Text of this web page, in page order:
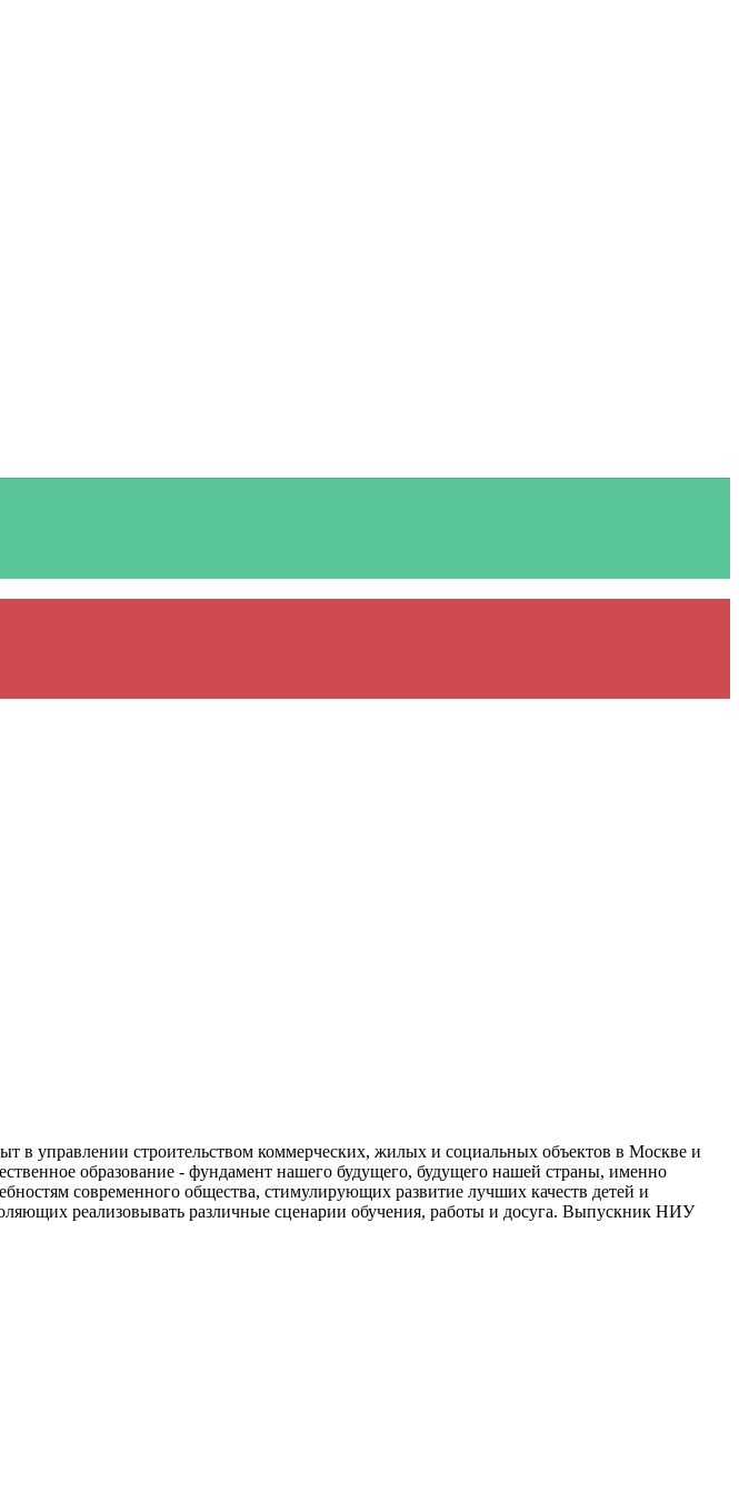
в управлении строительством коммерческих, жилых и социальных объектов в Москве и
образование - фундамент нашего будущего, будущего нашей страны, именно
современного общества, стимулирующих развитие лучших качеств детей и
реализовывать различные сценарии обучения, работы и досуга. Выпускник НИУ